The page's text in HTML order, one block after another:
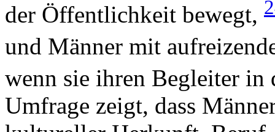
der Öffentlichkeit bewegt,
und Männer mit
wenn sie ihren Begleiter
Umfrage zeigt, dass